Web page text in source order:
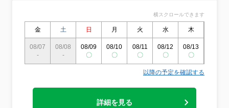
はお気軽にお問い合わせください！ 信用第
一で丁寧かつ迅速な清掃を心がけ、お客様
急ぎの時など、できる限り早く作業をご希
望の場合はご遠慮なくご相談ください。 即
日対応も可能でございます。
横スクロールできます
金 土 日 月 火 水 木
08/07
-
08/08
-
08/09
〇
08/10
〇
08/11
〇
08/12
〇
08/13
〇
以降の予定を確認する
詳細を見る